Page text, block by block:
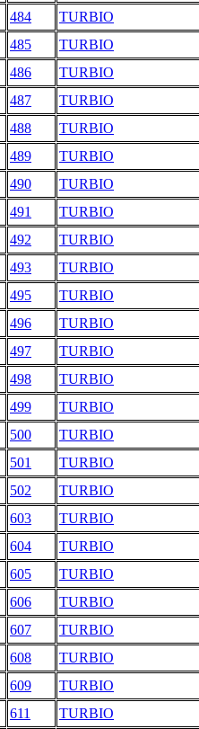
484
TURBIO
485
TURBIO
486
TURBIO
487
TURBIO
488
TURBIO
489
TURBIO
490
TURBIO
491
TURBIO
492
TURBIO
493
TURBIO
495
TURBIO
496
TURBIO
497
TURBIO
498
TURBIO
499
TURBIO
500
TURBIO
501
TURBIO
502
TURBIO
603
TURBIO
604
TURBIO
605
TURBIO
606
TURBIO
607
TURBIO
608
TURBIO
609
TURBIO
611 TURBIO